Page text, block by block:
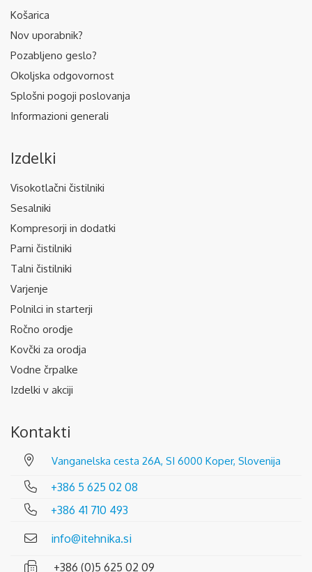
Košarica
Nov uporabnik?
Pozabljeno geslo?
Okoljska odgovornost
Splošni pogoji poslovanja
Informazioni generali
Izdelki
Visokotlačni čistilniki
Sesalniki
Kompresorji in dodatki
Parni čistilniki
Talni čistilniki
Varjenje
Polnilci in starterji
Ročno orodje
Kovčki za orodja
Vodne črpalke
Izdelki v akciji
Kontakti
Vanganelska cesta 26A, SI 6000 Koper, Slovenija
+386 5 625 02 08
+386 41 710 493
info@itehnika.si
+386 (0)5 625 02 09